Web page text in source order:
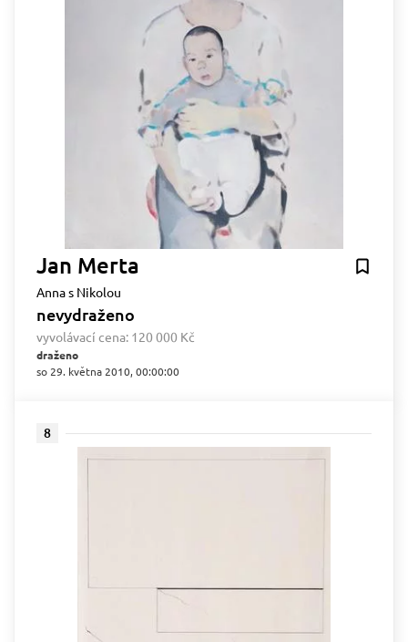
Jan Merta
Anna s Nikolou
nevydraženo
vyvolávací cena: 120 000 Kč
draženo
so 29. května 2010, 00:00:00
8